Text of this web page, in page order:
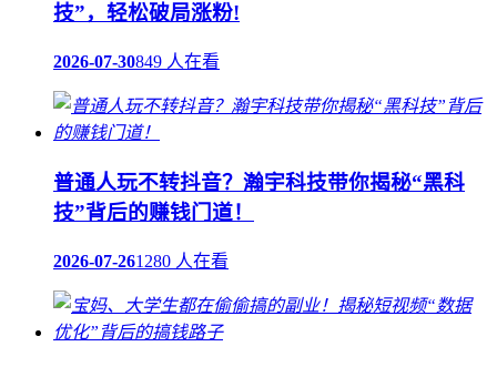
技”，轻松破局涨粉!
2026-07-30849 人在看
普通人玩不转抖音？瀚宇科技带你揭秘“黑科
技”背后的赚钱门道！
2026-07-261280 人在看